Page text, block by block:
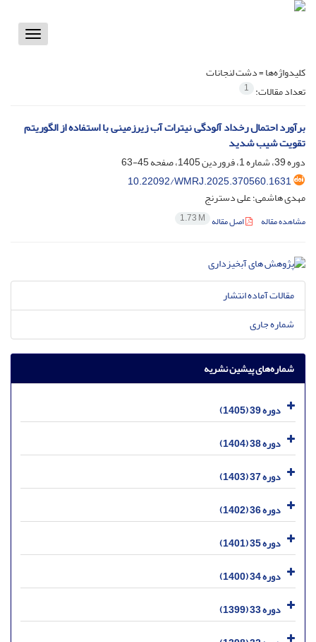
Toggle
کلیدواژه‌ها =دشت لنجانات
تعداد مقالات: 1
برآورد احتمال رخداد آلودگی نیترات آب زیرزمینی با استفاده از الگوریتم
تقویت شیب شدید
دوره 39، شماره 1، فروردین 1405، صفحه
45-63
10.22092/WMRJ.2025.370560.1631
مهدی هاشمی؛ علی دسترنج
مشاهده مقاله اصل مقاله 1.73 M
مقالات آماده انتشار
شماره جاری
شماره‌های پیشین نشریه
دوره 39 (1405)
دوره 38 (1404)
دوره 37 (1403)
دوره 36 (1402)
دوره 35 (1401)
دوره 34 (1400)
دوره 33 (1399)